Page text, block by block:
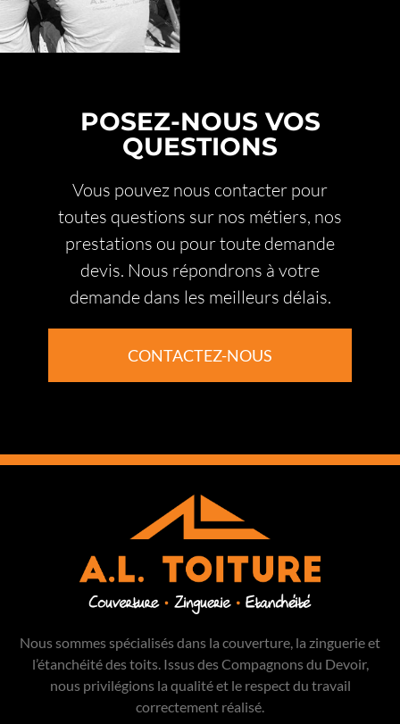
POSEZ-NOUS VOS
QUESTIONS
Vous pouvez nous contacter pour
toutes questions sur nos métiers, nos
prestations ou pour toute demande
devis. Nous répondrons à votre
demande dans les meilleurs délais.
CONTACTEZ-NOUS
Nous sommes spécialisés dans la couverture, la zinguerie et
l’étanchéité des toits. Issus des Compagnons du Devoir,
nous privilégions la qualité et le respect du travail
correctement réalisé.